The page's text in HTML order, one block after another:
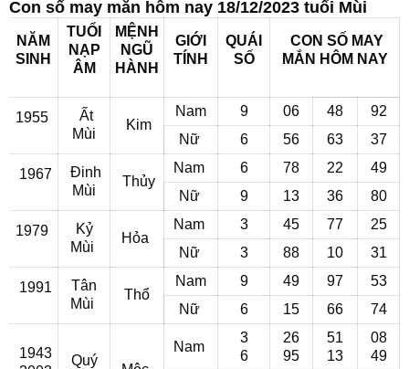
Con số may mắn hôm nay 18/12/2023 tuổi Mùi
NĂM
SINH
TUỔI
NẠP
ÂM
MỆNH
NGŨ
HÀNH
GIỚI
TÍNH
QUÁI
SỐ
CON SỐ MAY
MẮN HÔM NAY
1955
Ất
Mùi
Kim
Nam 9 06 48
92
Nữ
6 56 63 37
1967
Đinh
Mùi
Thủy
Nam 6 78 22
49
Nữ
9 13 36 80
1979
Kỷ
Mùi
Hỏa
Nam 3 45 77
25
Nữ
3 88 10 31
1991
Tân
Mùi
Thổ
Nam 9 49 97
53
Nữ
6 15 66 74
1943
Quý
Nam
3
6
26
95
51
13
08
49